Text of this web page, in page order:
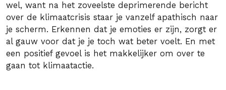
wel, want na het zoveelste deprimerende bericht
over de klimaatcrisis staar je vanzelf apathisch naar
je scherm. Erkennen dat je emoties er zijn, zorgt er
al gauw voor dat je je toch wat beter voelt. En met
een positief gevoel is het makkelijker om over te
gaan tot klimaatactie.